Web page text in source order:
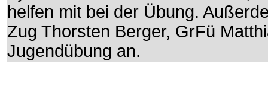
helfen mit bei der Übung.
Zug Thorsten Berger, GrFü
Jugendübung an.